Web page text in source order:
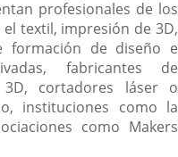
profesionales de los
textil, impresión de 3D,
formación de diseño e
fabricantes de
cortadores láser o
instituciones como la
como Makers